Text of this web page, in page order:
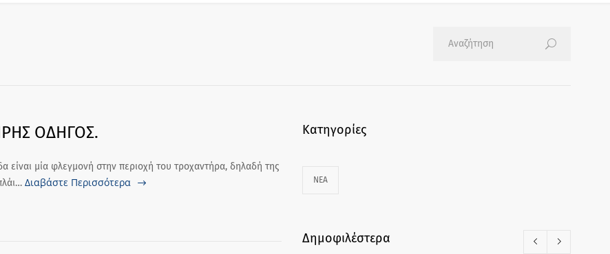
ΟΔΗΓΟΣ.
είναι μία φλεγμονή στην περιοχή του τροχαντήρα, δηλαδή της
Διαβάστε Περισσότερα
Κατηγορίες
ΝΕΑ
Δημοφιλέστερα